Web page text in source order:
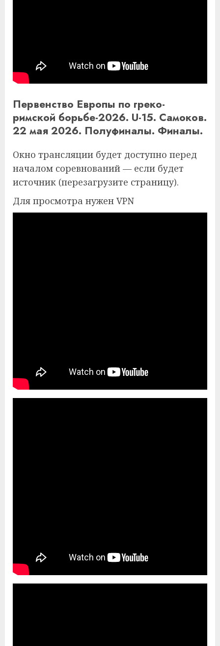
Первенство Европы по греко-
римской борьбе-2026. U-15. Самоков.
22 мая 2026. Полуфиналы. Финалы.
Окно трансляции будет доступно перед
началом соревнований — если будет
источник (перезагрузите страницу).
Для просмотра нужен VPN